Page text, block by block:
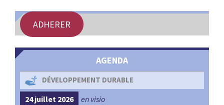
ADHERER
AGENDA
DÉVELOPPEMENT DURABLE
24 juillet 2026 en visio